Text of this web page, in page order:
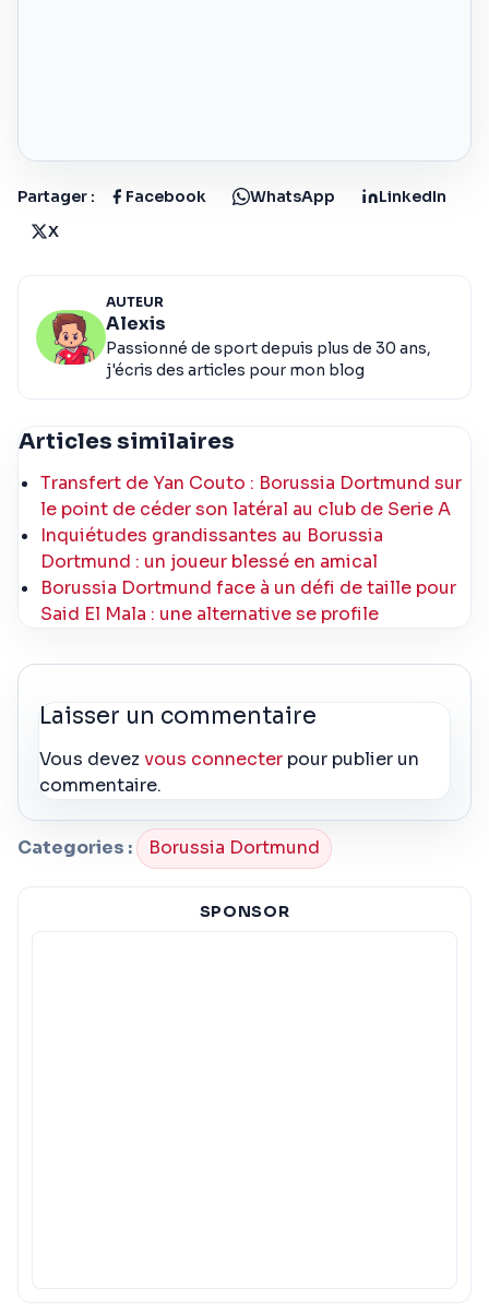
Partager : Facebook WhatsApp
LinkedIn
X
AUTEUR
Alexis
Passionné de sport depuis plus de 30 ans,
j'écris des articles pour mon blog
Articles similaires
Transfert de Yan Couto : Borussia Dortmund sur
le point de céder son latéral au club de Serie A
Inquiétudes grandissantes au Borussia
Dortmund : un joueur blessé en amical
Borussia Dortmund face à un défi de taille pour
Said El Mala : une alternative se profile
Laisser un commentaire
Vous devezvous connecter pour publier un
commentaire.
Categories : Borussia Dortmund
SPONSOR